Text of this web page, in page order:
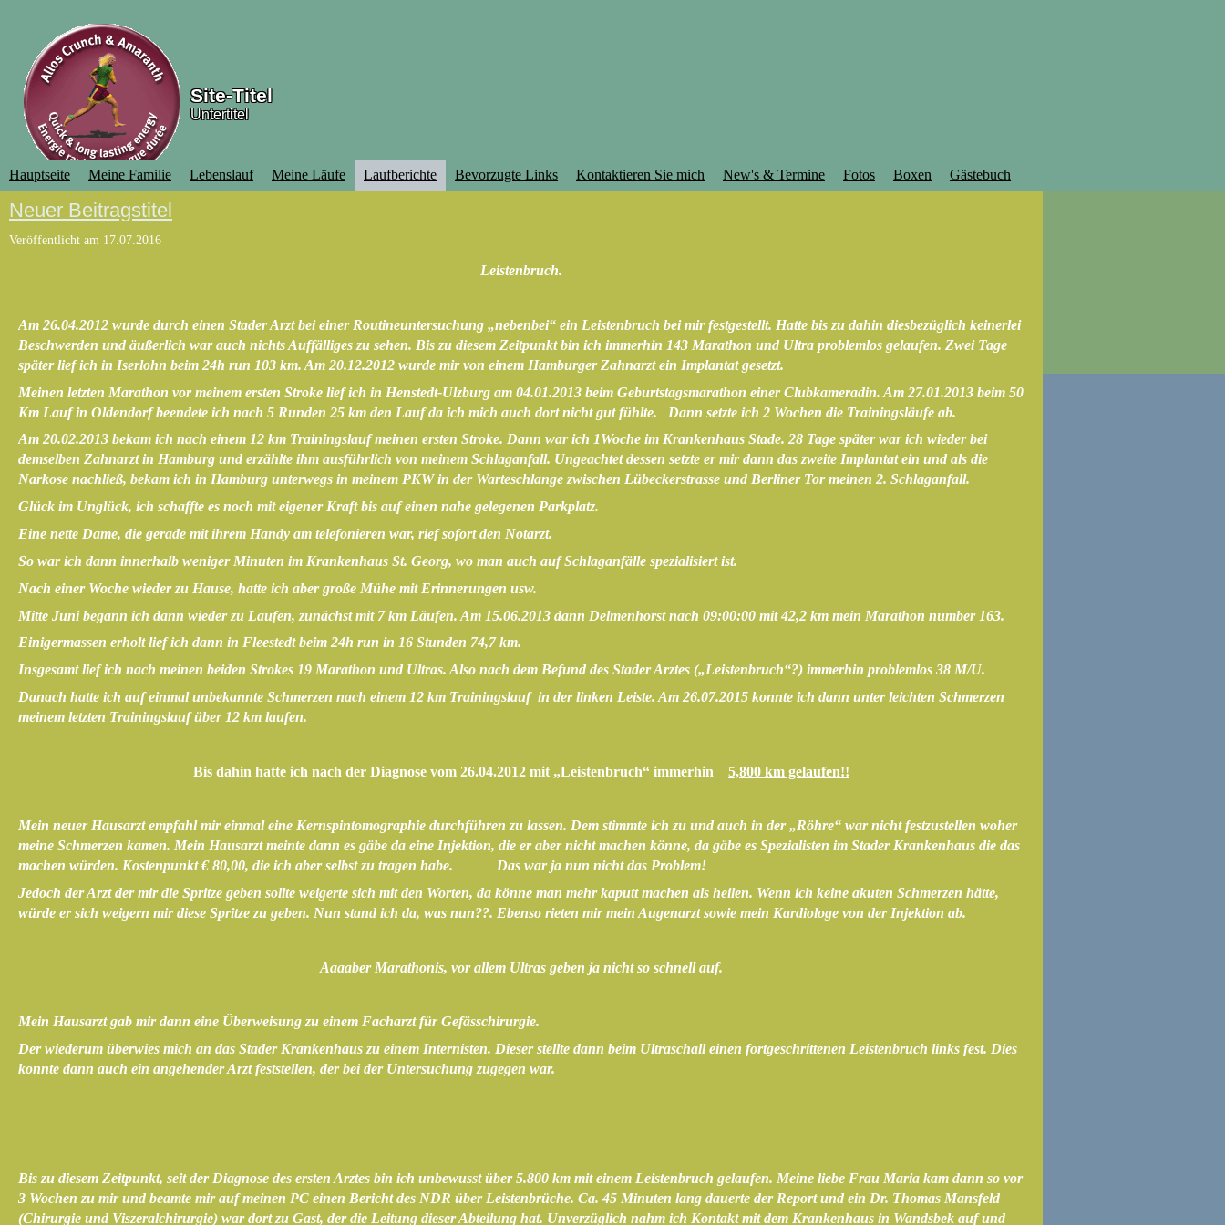
Site-Titel
Untertitel
Hauptseite Meine Familie Lebenslauf Meine Läufe Laufberichte Bevorzugte Links Kontaktieren Sie mich New's & Termine Fotos Boxen Gästebuch
Neuer Beitragstitel
Veröffentlicht am 17.07.2016
Leistenbruch.
Am 26.04.2012 wurde durch einen Stader Arzt bei einer Routineuntersuchung „nebenbei“ ein Leistenbruch bei mir festgestellt. Hatte bis zu dahin diesbezüglich keinerlei
Beschwerden und äußerlich war auch nichts Auffälliges zu sehen. Bis zu diesem Zeitpunkt bin ich immerhin 143 Marathon und Ultra problemlos gelaufen. Zwei Tage
später lief ich in Iserlohn beim 24h run 103 km. Am 20.12.2012 wurde mir von einem Hamburger Zahnarzt ein Implantat gesetzt.
Meinen letzten Marathon vor meinem ersten Stroke lief ich in Henstedt-Ulzburg am 04.01.2013 beim Geburtstagsmarathon einer Clubkameradin. Am 27.01.2013 beim 50
Km Lauf in Oldendorf beendete ich nach 5 Runden 25 km den Lauf da ich mich auch dort nicht gut fühlte. Dann setzte ich 2 Wochen die Trainingsläufe ab.
Am 20.02.2013 bekam ich nach einem 12 km Trainingslauf meinen ersten Stroke. Dann war ich 1Woche im Krankenhaus Stade. 28 Tage später war ich wieder bei
demselben Zahnarzt in Hamburg und erzählte ihm ausführlich von meinem Schlaganfall. Ungeachtet dessen setzte er mir dann das zweite Implantat ein und als die
Narkose nachließ, bekam ich in Hamburg unterwegs in meinem PKW in der Warteschlange zwischen Lübeckerstrasse und Berliner Tor meinen 2. Schlaganfall.
Glück im Unglück, ich schaffte es noch mit eigener Kraft bis auf einen nahe gelegenen Parkplatz.
Eine nette Dame, die gerade mit ihrem Handy am telefonieren war, rief sofort den Notarzt.
So war ich dann innerhalb weniger Minuten im Krankenhaus St. Georg, wo man auch auf Schlaganfälle spezialisiert ist.
Nach einer Woche wieder zu Hause, hatte ich aber große Mühe mit Erinnerungen usw.
Mitte Juni begann ich dann wieder zu Laufen, zunächst mit 7 km Läufen. Am 15.06.2013 dann Delmenhorst nach 09:00:00 mit 42,2 km mein Marathon number 163.
Einigermassen erholt lief ich dann in Fleestedt beim 24h run in 16 Stunden 74,7 km.
Insgesamt lief ich nach meinen beiden Strokes 19 Marathon und Ultras. Also nach dem Befund des Stader Arztes („Leistenbruch“?) immerhin problemlos 38 M/U.
Danach hatte ich auf einmal unbekannte Schmerzen nach einem 12 km Trainingslauf in der linken Leiste. Am 26.07.2015 konnte ich dann unter leichten Schmerzen
meinem letzten Trainingslauf über 12 km laufen.
Bis dahin hatte ich nach der Diagnose vom 26.04.2012 mit „Leistenbruch“ immerhin 5,800 km gelaufen!!
Mein neuer Hausarzt empfahl mir einmal eine Kernspintomographie durchführen zu lassen. Dem stimmte ich zu und auch in der „Röhre“ war nicht festzustellen woher
meine Schmerzen kamen. Mein Hausarzt meinte dann es gäbe da eine Injektion, die er aber nicht machen könne, da gäbe es Spezialisten im Stader Krankenhaus die das
machen würden. Kostenpunkt € 80,00, die ich aber selbst zu tragen habe. Das war ja nun nicht das Problem!
Jedoch der Arzt der mir die Spritze geben sollte weigerte sich mit den Worten, da könne man mehr kaputt machen als heilen. Wenn ich keine akuten Schmerzen hätte,
würde er sich weigern mir diese Spritze zu geben. Nun stand ich da, was nun??. Ebenso rieten mir mein Augenarzt sowie mein Kardiologe von der Injektion ab.
Aaaaber Marathonis, vor allem Ultras geben ja nicht so schnell auf.
Mein Hausarzt gab mir dann eine Überweisung zu einem Facharzt für Gefässchirurgie.
Der wiederum überwies mich an das Stader Krankenhaus zu einem Internisten. Dieser stellte dann beim Ultraschall einen fortgeschrittenen Leistenbruch links fest. Dies
konnte dann auch ein angehender Arzt feststellen, der bei der Untersuchung zugegen war.
Bis zu diesem Zeitpunkt, seit der Diagnose des ersten Arztes bin ich unbewusst über 5.800 km mit einem Leistenbruch gelaufen. Meine liebe Frau Maria kam dann so vor
3 Wochen zu mir und beamte mir auf meinen PC einen Bericht des NDR über Leistenbrüche. Ca. 45 Minuten lang dauerte der Report und ein Dr. Thomas Mansfeld
(Chirurgie und Viszeralchirurgie) war dort zu Gast, der die Leitung dieser Abteilung hat. Unverzüglich nahm ich Kontakt mit dem Krankenhaus in Wandsbek auf und